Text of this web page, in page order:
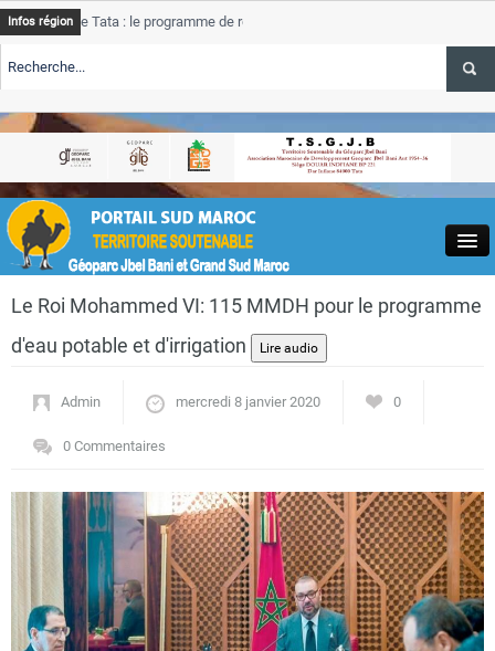
Close
Actualités
Circuits touristiques
Tourisme
Infos région
de Tata : le programme de rehabilitation post-inondations
TSGJB Tourisme : l’ONMT renforce l’aerien a Dakhla et
Tata
service
TSGJB Tourisme au Maroc : Transavia renforce les vols Paris-
Le Roi Mohammed VI: 115 MMDH pour le programme
d'eau potable et d'irrigation
Admin mercredi 8 janvier 2020 0
0 Commentaires